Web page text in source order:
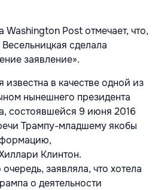
Washington Post отмечает, что,
сделала
заявление».
известна в качестве одной из
нынешнего президента
состоявшейся 9 июня 2016
Трампу-младшему якобы
Клинтон.
заявляла, что хотела
о деятельности